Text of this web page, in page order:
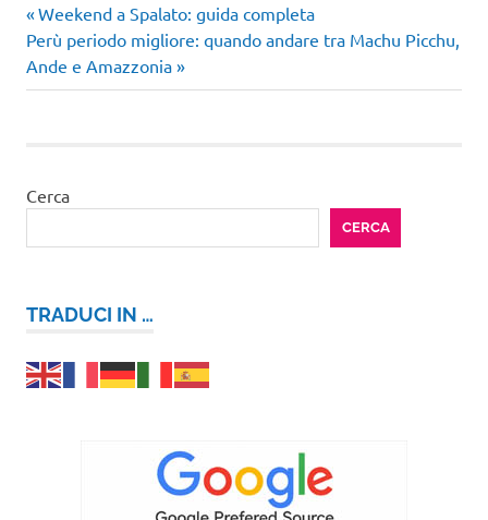
Navigazione
articoli
Articolo
precedente:
Weekend a Spalato: guida completa
Articolo
successivo:
Perù periodo migliore: quando andare tra Machu Picchu,
Ande e Amazzonia
Cerca
CERCA
TRADUCI IN …